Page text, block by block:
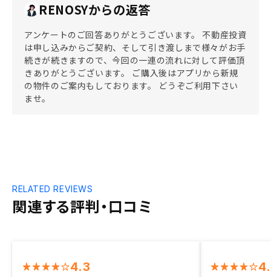
RENOSYからの返答
アンケートのご回答ありがとうございます。 不動産投資
は申し込みからご契約、そして引き渡しまで様々がお手
続きが続きますので、今回の一連の流れに対して評価頂
きありがとうございます。 ご購入後はアプリから新規
の物件のご案内もしております。 どうぞご利用下さい
ませ。
関連する評判・口コミ
RELATED REVIEWS
4.3